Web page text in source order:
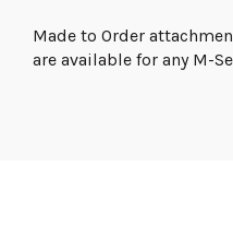
Made to Order
are available for any M-